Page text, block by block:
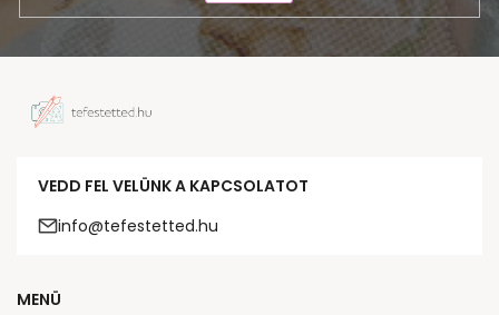
VEDD FEL VELÜNK A KAPCSOLATOT
info@tefestetted.hu
MENÜ